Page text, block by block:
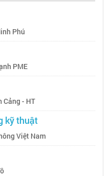
Phú
PME
Cảng - HT
kỹ thuật
Việt Nam